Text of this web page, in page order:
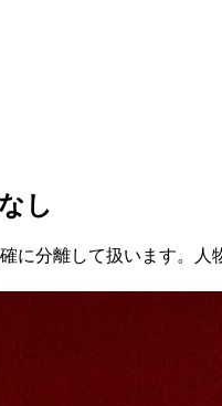
し
に分離して扱います